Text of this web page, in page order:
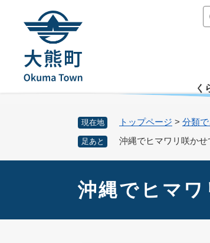
く
現在地 トップページ > 分類
足あと 沖縄でヒマワリ咲か
沖縄でヒマ